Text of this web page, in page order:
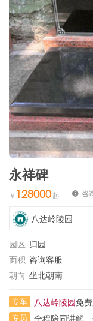
永祥碑
128000 咨
八达岭陵园
园区 归园
面积 咨询客服
朝向 坐北朝南
专车 八达岭陵园免
专员 全程陪同讲解